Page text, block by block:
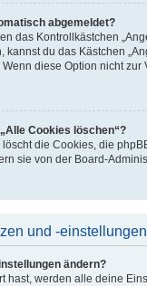
abgemeldet?
das Kontrollkästchen
kannst du das Kästchen
Wenn diese Option nicht
Cookies löschen“?
löscht die Cookies, die
sie von der Board-
und -einstellungen
ändern?
hast, werden alle deine